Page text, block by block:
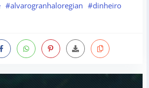
#alvarogranhaloregian #dinheiro